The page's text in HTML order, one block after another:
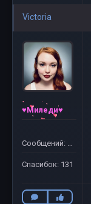
Victoria
♥Миледи♥
Сообщений: 132
Спасибок: 131